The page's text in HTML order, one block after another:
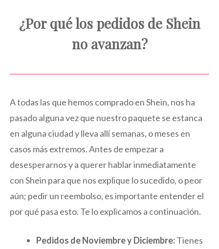
¿Por qué los pedidos de Shein
no avanzan?
A todas las que hemos comprado en Shein, nos ha
pasado alguna vez que nuestro paquete se estanca
en alguna ciudad y lleva allí semanas, o meses en
casos más extremos. Antes de empezar a
desesperarnos y a querer hablar inmediatamente
con Shein para que nos explique lo sucedido, o peor
aún; pedir un reembolso, es importante entender el
por qué pasa esto. Te lo explicamos a continuación.
Pedidos de Noviembre y Diciembre:Tienes